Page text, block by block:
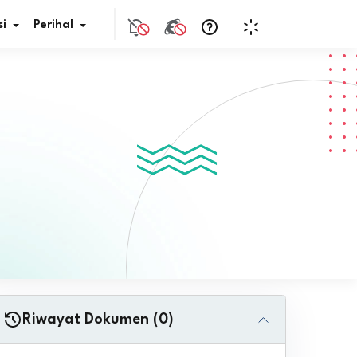
JDIH
Perihal
Riwayat Dokumen (0)